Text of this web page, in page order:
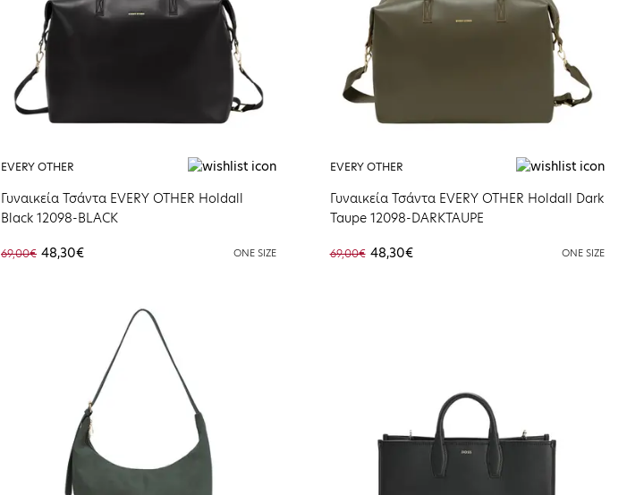
EVERY OTHER
Γυναικεία Τσάντα EVERY OTHER Holdall
Black 12098-BLACK
69,00€ 48,30€ ONE SIZE
EVERY OTHER
Γυναικεία Τσάντα EVERY OTHER Holdall Dark
Taupe 12098-DARKTAUPE
69,00€ 48,30€ ONE SIZE